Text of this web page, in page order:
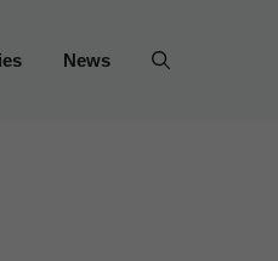
News